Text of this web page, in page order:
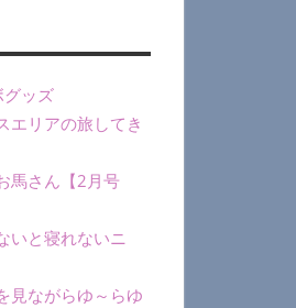
ッズ
エリアの旅してき
馬さん【2月号
いと寝れないニ
見ながらゆ～らゆ